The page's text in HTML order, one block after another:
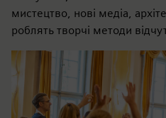
мистецтво, нові медіа,
роблять творчі методи